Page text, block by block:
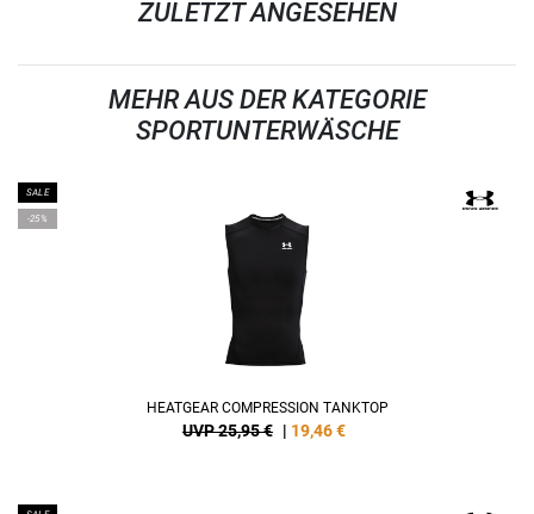
ZULETZT ANGESEHEN
MEHR AUS DER KATEGORIE
SPORTUNTERWÄSCHE
SALE
-25%
HEATGEAR COMPRESSION TANKTOP
UVP 25,95 € | 19,46€